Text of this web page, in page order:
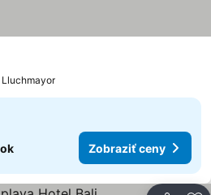
Lluchmayor
Zobraziť ceny